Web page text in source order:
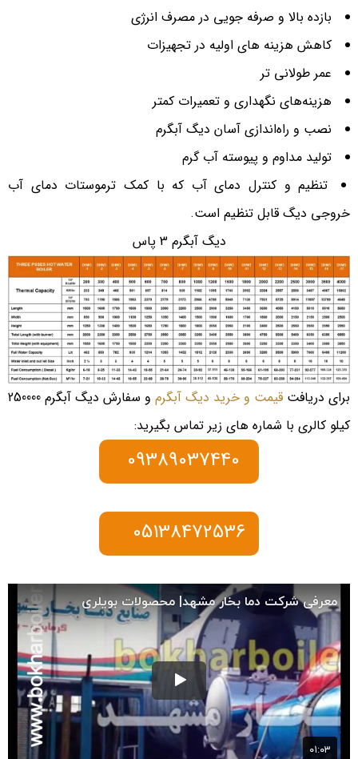
بازده بالا و صرفه جویی در مصرف انرژی
کاهش هزینه های اولیه در تجهیزات
عمر طولانی تر
هزینه‌های نگهداری و تعمیرات کمتر
نصب و راه‌اندازی آسان دیگ آبگرم
تولید مداوم و پیوسته آب گرم
تنظیم و کنترل دمای آب که با کمک ترموستات دمای آب
خروجی دیگ قابل تنظیم است.
دیگ آبگرم 3 پاس
برای دریافت قیمت و خرید دیگ آبگرم
و سفارش دیگ آبگرم 250000
کیلو کالری با شماره های زیر تماس بگیرید: